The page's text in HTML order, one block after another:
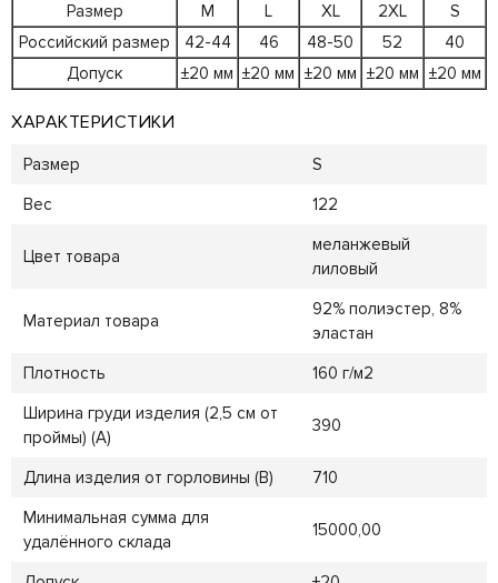
Размер M L XL 2XL
S
Российский размер
42-44 46 48-50 52
40
Допуск
±20 мм ±20 мм ±20 мм ±20 мм ±20 мм
ХАРАКТЕРИСТИКИ
Размер
S
Вес
122
Цвет товара
меланжевый
лиловый
Материал товара
92% полиэстер, 8%
эластан
Плотность
160 г/м2
Ширина груди изделия (2,5 см от
проймы) (A)
390
Длина изделия от горловины (B)
710
Минимальная сумма для
удалённого склада
15000,00